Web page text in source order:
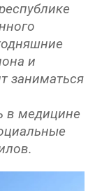
и
заниматься
в медицине